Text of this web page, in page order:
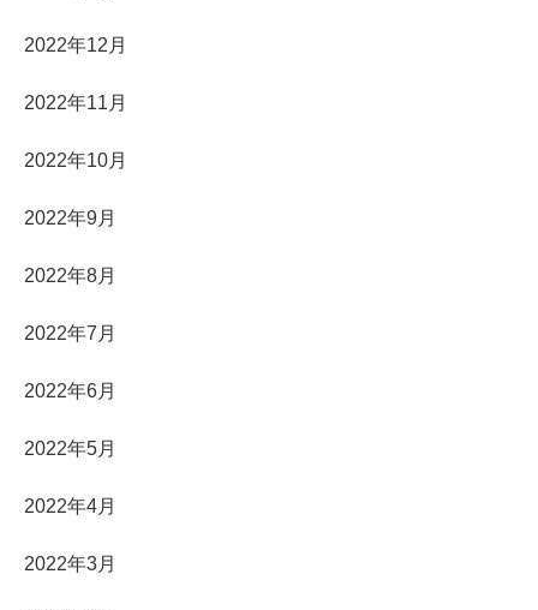
2022年12月
2022年11月
2022年10月
2022年9月
2022年8月
2022年7月
2022年6月
2022年5月
2022年4月
2022年3月